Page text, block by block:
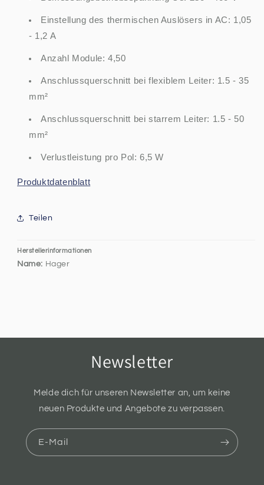
Einstellung des thermischen Auslösers in AC: 1,05
- 1,2 A
Anzahl Module: 4,50
Anschlussquerschnitt bei flexiblem Leiter: 1.5 - 35
mm²
Anschlussquerschnitt bei starrem Leiter: 1.5 - 50
mm²
Verlustleistung pro Pol: 6,5 W
Produktdatenblatt
Teilen
Herstellerinformationen
Name: Hager
Newsletter
Melde dich für unseren Newsletter an, um keine
neuen Produkte und Angebote zu verpassen.
E-Mail